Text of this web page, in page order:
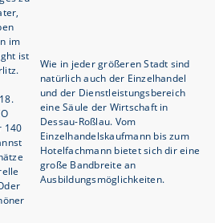
im
ist
140
Wie in jeder größeren Stadt sind
natürlich auch der Einzelhandel
und der Dienstleistungsbereich
eine Säule der Wirtschaft in
Dessau-Roßlau. Vom
Einzelhandelskaufmann bis zum
Hotelfachmann bietet sich dir eine
große Bandbreite an
Ausbildungsmöglichkeiten.